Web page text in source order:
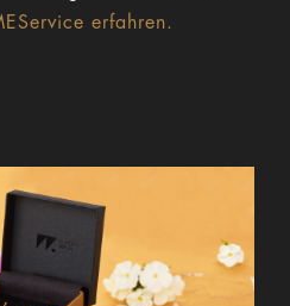
erfahren.